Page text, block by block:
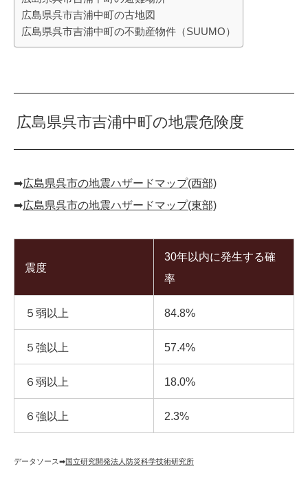
広島県呉市吉浦中町の古地図
広島県呉市吉浦中町の不動産物件（SUUMO）
広島県呉市吉浦中町の地震危険度
➡︎広島県呉市の地震ハザードマップ(西部)
➡︎広島県呉市の地震ハザードマップ(東部)
震度
30年以内に発生する確
率
５弱以上 84.8%
５強以上 57.4%
６弱以上 18.0%
６強以上 2.3%
データソース➡︎国立研究開発法人防災科学技術研究所